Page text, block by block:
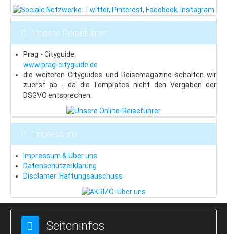
Silvester in Prag
Hotels & Pensionen
Fewos & Häuser
Prag: Hotels & Pensionen
Vintage-Hotels
Wir für Sie
AKRIZO-Reisen: Über uns
Unser Shop
Kontakt
Reiseführer
Kontakt: Ihre Hotel-Anfrage
Reservierung
Unsere Reiseführer
Prag - Cityguide:
www.prag-cityguide.de
die weiteren Cityguides und Reisemagazine schalten wir
zuerst ab - da die Templates nicht den Vorgaben der
DSGVO entsprechen.
Impressum
Impressum & Über uns
Datenschutzerklärung
Disclamer: Haftungsauschuss
Seiteninfos